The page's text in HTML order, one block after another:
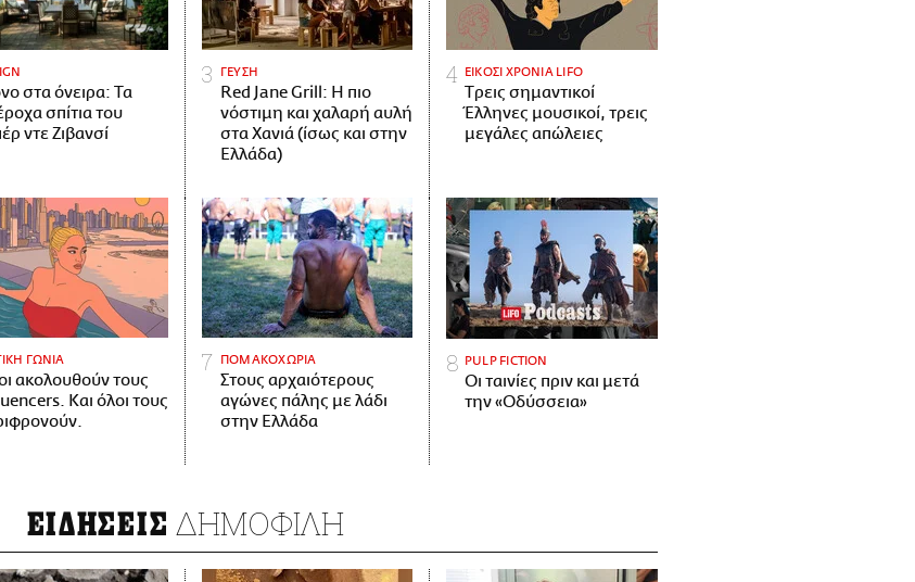
στα όνειρα: Τα
σπίτια του
ντε Ζιβανσί
ΓΕΥΣΗ
Red Jane Grill: Η πιο
νόστιμη και χαλαρή αυλή
στα Χανιά (ίσως και στην
Ελλάδα)
ΕΙΚΟΣΙ ΧΡΟΝΙΑ LIFO
Tρεις σημαντικοί
Έλληνες μουσικοί, τρεις
μεγάλες απώλειες
ΓΩΝΙΑ
ακολουθούν τους
Και όλοι τους
ΠΟΜΑΚΟΧΩΡΙΑ
Στους αρχαιότερους
αγώνες πάλης με λάδι
στην Ελλάδα
PULP FICTION
Οι ταινίες πριν και μετά
την «Οδύσσεια»
ΕΙΔΗΣΕΙΣ ΔΗΜΟΦΙΛΗ